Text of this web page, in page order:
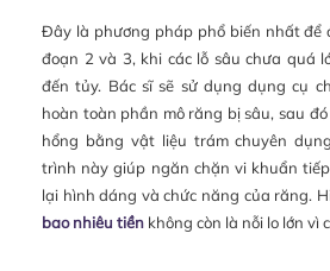
Đây là phương pháp phổ biến nhất để
đoạn 2 và 3, khi các lỗ sâu chưa quá
đến tủy. Bác sĩ sẽ sử dụng dụng cụ
hoàn toàn phần mô răng bị sâu, sau
hổng bằng vật liệu trám chuyên
trình này giúp ngăn chặn vi khuẩn
lại hình dáng và chức năng của răng.
bao nhiêu tiền không còn là nỗi lo lớn vì